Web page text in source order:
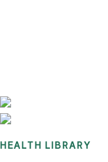
HEALTH LIBRARY